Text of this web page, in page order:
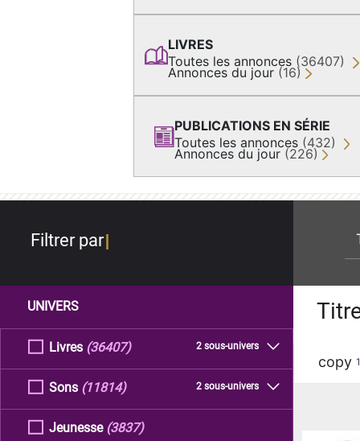
LIVRES
Toutes les annonces (36407)
Annonces du jour (16)
PUBLICATIONS EN SÉRIE
Toutes les annonces (432)
Annonces du jour (226)
Filtrer par
UNIVERS
Livres 2 sous-univers
(36407)
Sons 2 sous-univers
(11814)
Jeunesse (3837)
copy